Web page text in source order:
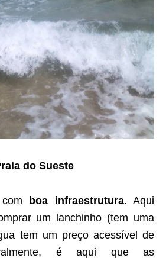
do Sueste
boa infraestrutura. Aqui
um lanchinho (tem uma
tem um preço acessível de
é aqui que as